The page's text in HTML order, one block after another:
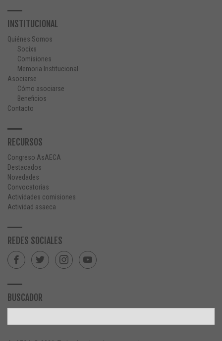
INSTITUCIONAL
Quiénes Somos
Socixs
Comisiones
Memoria Institucional
Asociarse
Cómo asociarse
Beneficios
Contacto
RECURSOS
Congreso AsAECA
Destacados
Novedades
Convocatorias
Actividades comisiones
Actividad asaeca
REDES SOCIALES
BUSCADOR